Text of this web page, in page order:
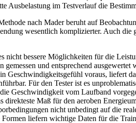
Ausbelastung im Testverlauf die
nach Mader beruht auf
wesentlich komplizierter. Auch
nicht bessere Möglichkeiten für die
und entsprechend
Geschwindigkeitsgefühl voraus, liefert
Für den Tester ist es
Geschwindigkeit vom Laufband
direkteste Maß für den aeroben
nicht unbedingt auf die
liefern wichtige Daten für die